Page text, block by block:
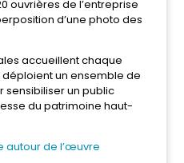
ouvrières de l’entreprise
d’une photo des
accueillent chaque
déploient un ensemble de
sensibiliser un public
du patrimoine haut-
autour de l’œuvre